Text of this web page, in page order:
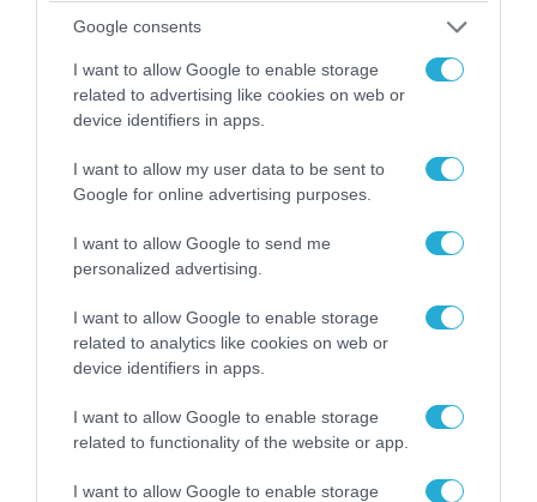
Google consents
I want to allow Google to enable storage
related to advertising like cookies on web or
device identifiers in apps.
I want to allow my user data to be sent to
Google for online advertising purposes.
I want to allow Google to send me
personalized advertising.
I want to allow Google to enable storage
related to analytics like cookies on web or
device identifiers in apps.
I want to allow Google to enable storage
related to functionality of the website or app.
I want to allow Google to enable storage
04.08.2026 | 13:02
Η ανακοίνωση του Πανελλήνιου Σωματείου
που γέλασε στη φωτιά